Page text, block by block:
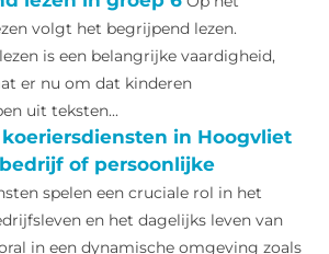
volgt het begrijpend lezen.
is een belangrijke vaardigheid,
er nu om dat kinderen
uit teksten...
in Hoogvliet
of persoonlijke
spelen een cruciale rol in het
en het dagelijks leven van
in een dynamische omgeving zoals